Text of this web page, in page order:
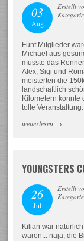
03
Aug
Erstellt
Fünf Mitglieder
Michael aus
musste das
Alex, Sigi und
meisterten die
landschaftlich
Kilometern konnte
tolle Veranstaltung.
weiterlesen →
YOUNGSTERS
26
Jul
Erstellt
Kilian war
waren... naja, die